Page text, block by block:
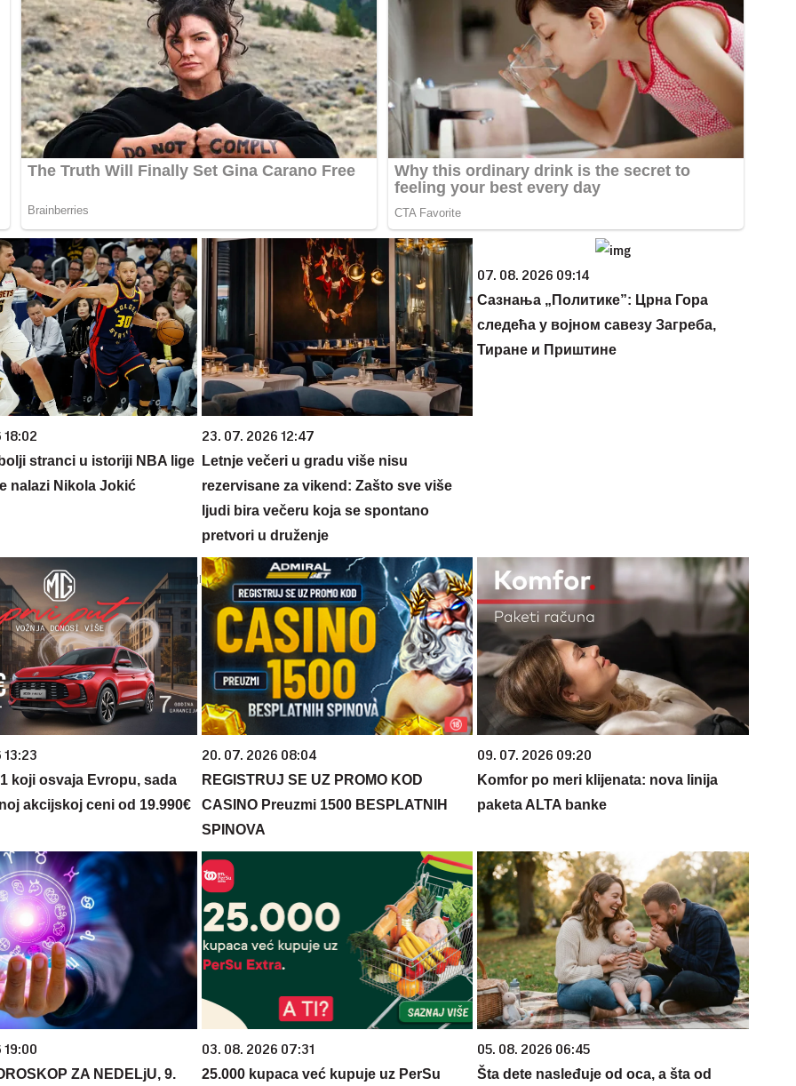
18:02
stranci u istoriji NBA lige
nalazi Nikola Jokić
23. 07. 2026 12:47
Letnje večeri u gradu više nisu
rezervisane za vikend: Zašto sve više
ljudi bira večeru koja se spontano
pretvori u druženje
07. 08. 2026 09:14
Сазнања „Политике”: Црна Гора
следећа у војном савезу Загреба,
Тиране и Приштине
13:23
koji osvaja Evropu, sada
akcijskoj ceni od 19.990€
20. 07. 2026 08:04
REGISTRUJ SE UZ PROMO KOD
CASINO Preuzmi 1500 BESPLATNIH
SPINOVA
09. 07. 2026 09:20
Komfor po meri klijenata: nova linija
paketa ALTA banke
19:00
ZA NEDELjU, 9.
03. 08. 2026 07:31
25.000 kupaca već kupuje uz PerSu
05. 08. 2026 06:45
Šta dete nasleđuje od oca, a šta od